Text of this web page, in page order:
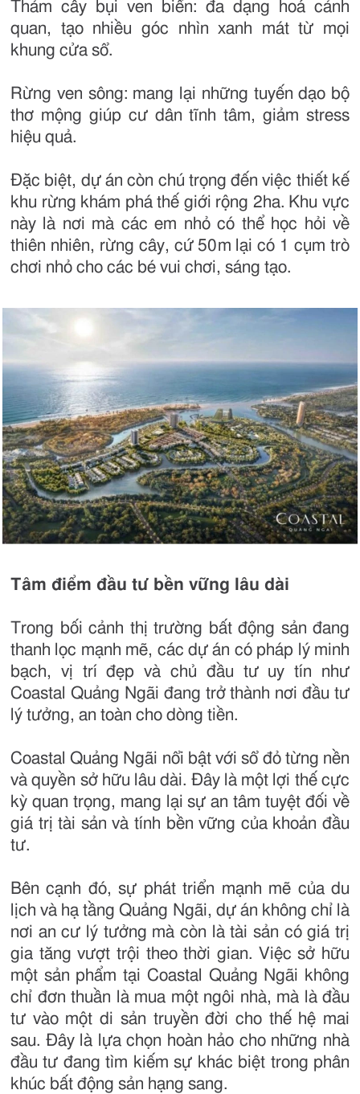
Thảm cây bụi ven biển: đa dạng hoá cảnh
quan, tạo nhiều góc nhìn xanh mát từ mọi
khung cửa sổ.
Rừng ven sông: mang lại những tuyến dạo bộ
thơ mộng giúp cư dân tĩnh tâm, giảm stress
hiệu quả.
Đặc biệt, dự án còn chú trọng đến việc thiết kế
khu rừng khám phá thế giới rộng 2ha. Khu vực
này là nơi mà các em nhỏ có thể học hỏi về
thiên nhiên, rừng cây, cứ 50m lại có 1 cụm trò
chơi nhỏ cho các bé vui chơi, sáng tạo.
Tâm điểm đầu tư bền vững lâu dài
Trong bối cảnh thị trường bất động sản đang
thanh lọc mạnh mẽ, các dự án có pháp lý minh
bạch, vị trí đẹp và chủ đầu tư uy tín như
Coastal Quảng Ngãi đang trở thành nơi đầu tư
lý tưởng, an toàn cho dòng tiền.
Coastal Quảng Ngãi nổi bật với sổ đỏ từng nền
và quyền sở hữu lâu dài. Đây là một lợi thế cực
kỳ quan trọng, mang lại sự an tâm tuyệt đối về
giá trị tài sản và tính bền vững của khoản đầu
tư.
Bên cạnh đó, sự phát triển mạnh mẽ của du
lịch và hạ tầng Quảng Ngãi, dự án không chỉ là
nơi an cư lý tưởng mà còn là tài sản có giá trị
gia tăng vượt trội theo thời gian. Việc sở hữu
một sản phẩm tại Coastal Quảng Ngãi không
chỉ đơn thuần là mua một ngôi nhà, mà là đầu
tư vào một di sản truyền đời cho thế hệ mai
sau. Đây là lựa chọn hoàn hảo cho những nhà
đầu tư đang tìm kiếm sự khác biệt trong phân
khúc bất động sản hạng sang.